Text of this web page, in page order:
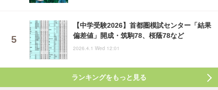
【中学受験2026】首都圏模試センター「結果
偏差値」開成・筑駒78、桜蔭78など
2026.4.1 Wed 12:01
ランキングをもっと見る